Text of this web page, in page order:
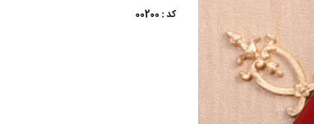
کد : 00200